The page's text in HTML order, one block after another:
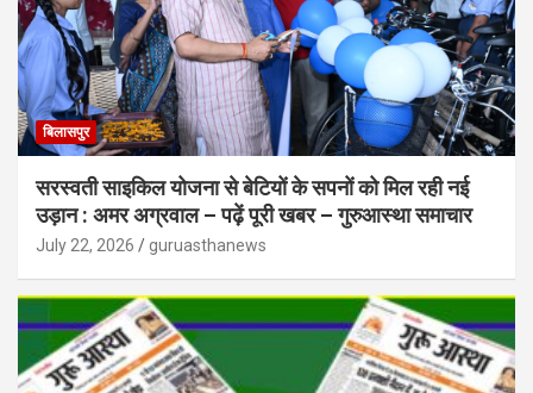
बिलासपुर
सरस्वती साइकिल योजना से बेटियों के सपनों को मिल रही नई
उड़ान : अमर अग्रवाल – पढ़ें पूरी खबर – गुरुआस्था समाचार
July 22, 2026 guruasthanews